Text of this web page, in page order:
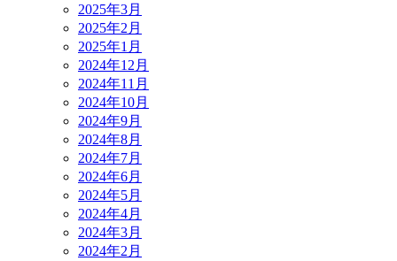
2025年3月
2025年2月
2025年1月
2024年12月
2024年11月
2024年10月
2024年9月
2024年8月
2024年7月
2024年6月
2024年5月
2024年4月
2024年3月
2024年2月